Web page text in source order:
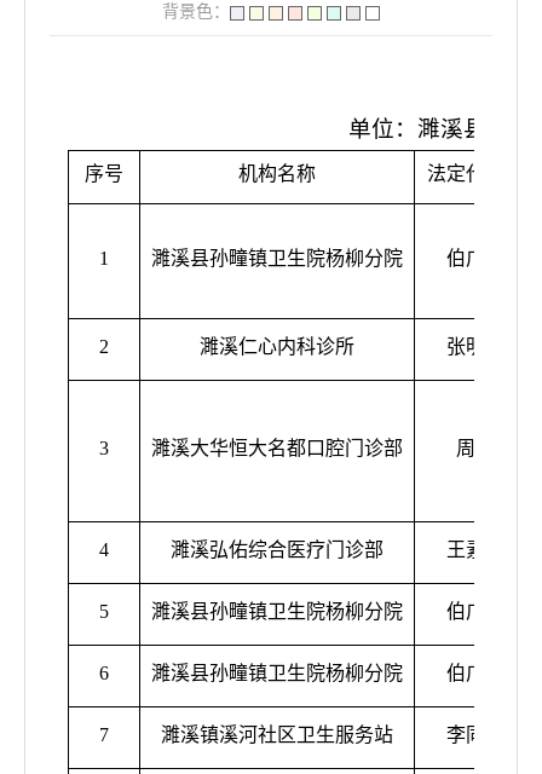
背景色：
单位：濉溪县卫健
序号 机构名称 法定代表人
1 濉溪县孙疃镇卫生院杨柳分院 伯广富
2 濉溪仁心内科诊所 张明明
3 濉溪大华恒大名都口腔门诊部 周磊
4 濉溪弘佑综合医疗门诊部 王素珍
5 濉溪县孙疃镇卫生院杨柳分院 伯广富
6 濉溪县孙疃镇卫生院杨柳分院 伯广富
7 濉溪镇溪河社区卫生服务站 李同德